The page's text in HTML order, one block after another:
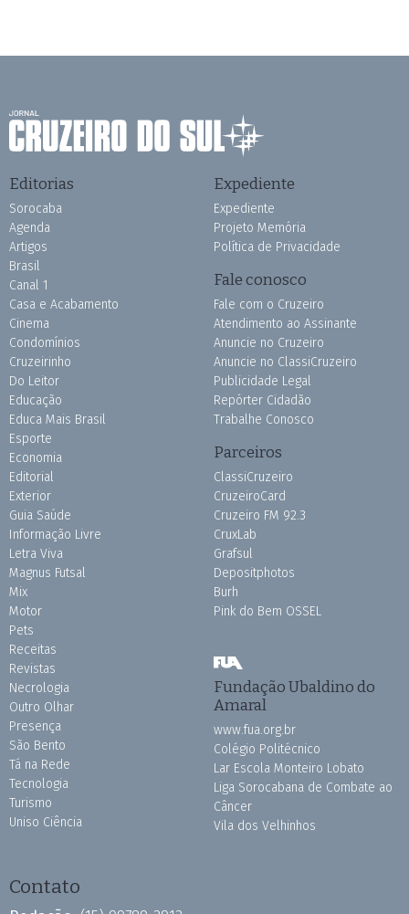
Editorias
Sorocaba
Agenda
Artigos
Brasil
Canal 1
Casa e Acabamento
Cinema
Condomínios
Cruzeirinho
Do Leitor
Educação
Educa Mais Brasil
Esporte
Economia
Editorial
Exterior
Guia Saúde
Informação Livre
Letra Viva
Magnus Futsal
Mix
Motor
Pets
Receitas
Revistas
Necrologia
Outro Olhar
Presença
São Bento
Tá na Rede
Tecnologia
Turismo
Uniso Ciência
Expediente
Expediente
Projeto Memória
Política de Privacidade
Fale conosco
Fale com o Cruzeiro
Atendimento ao Assinante
Anuncie no Cruzeiro
Anuncie no ClassiCruzeiro
Publicidade Legal
Repórter Cidadão
Trabalhe Conosco
Parceiros
ClassiCruzeiro
CruzeiroCard
Cruzeiro FM 92.3
CruxLab
Grafsul
Depositphotos
Burh
Pink do Bem OSSEL
Fundação Ubaldino do
Amaral
www.fua.org.br
Colégio Politécnico
Lar Escola Monteiro Lobato
Liga Sorocabana de Combate ao
Câncer
Vila dos Velhinhos
Contato